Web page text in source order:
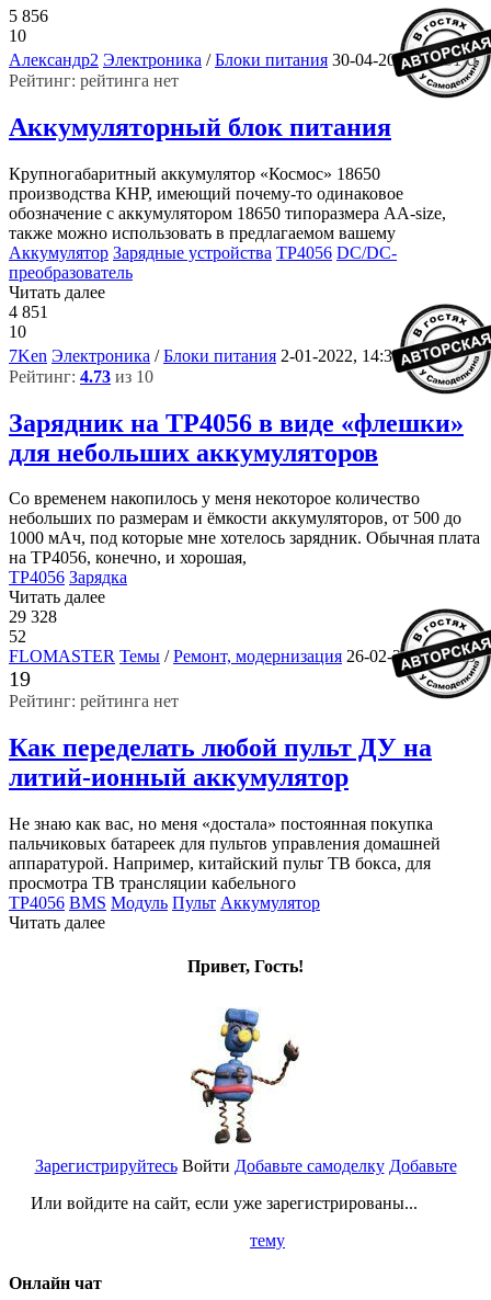
5 856
10
Александр2 Электроника /Блоки питания 30-04-2023, 15:51 0
Рейтинг: рейтинга нет
Аккумуляторный блок питания
Крупногабаритный аккумулятор «Космос» 18650
производства КНР, имеющий почему-то одинаковое
обозначение с аккумулятором 18650 типоразмера AA-size,
также можно использовать в предлагаемом вашему
Аккумулятор Зарядные устройства TP4056 DC/DC-
преобразователь
Читать далее
4 851
10
7Ken Электроника /Блоки питания 2-01-2022, 14:33 5
Рейтинг: 4.73 из 10
Зарядник на TP4056 в виде «флешки»
для небольших аккумуляторов
Со временем накопилось у меня некоторое количество
небольших по размерам и ёмкости аккумуляторов, от 500 до
1000 мАч, под которые мне хотелось зарядник. Обычная плата
на ТР4056, конечно, и хорошая,
TP4056 Зарядка
Читать далее
29 328
52
FLOMASTER Темы /Ремонт, модернизация 26-02-2021, 17:23
19
Рейтинг: рейтинга нет
Как переделать любой пульт ДУ на
литий-ионный аккумулятор
Не знаю как вас, но меня «достала» постоянная покупка
пальчиковых батареек для пультов управления домашней
аппаратурой. Например, китайский пульт ТВ бокса, для
просмотра ТВ трансляции кабельного
TP4056 BMS Модуль Пульт Аккумулятор
Читать далее
Привет, Гость!
Зарегистрируйтесь
Или войдите на сайт, если уже зарегистрированы...
Войти Добавьте самоделку Добавьте
тему
Онлайн чат